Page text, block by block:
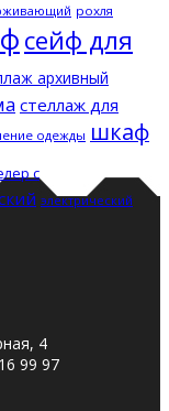
рохля
сейф для
архивный
стеллаж для
одежды шкаф
с
электрический
4
99 97